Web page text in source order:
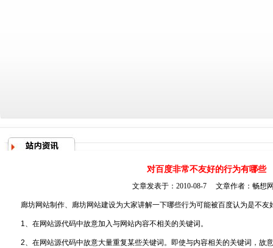
对百度非常不友好的行为有哪些
文章发表于：2010-08-7 文章作者： 畅想
廊坊网站制作、 廊坊网站建设为大家讲解一下哪些行为可能被百度认为是不友
1、在网站源代码中故意加入与网站内容不相关的关键词。
2、在网站源代码中故意大量重复某些关键词。即使与内容相关的关键词，故